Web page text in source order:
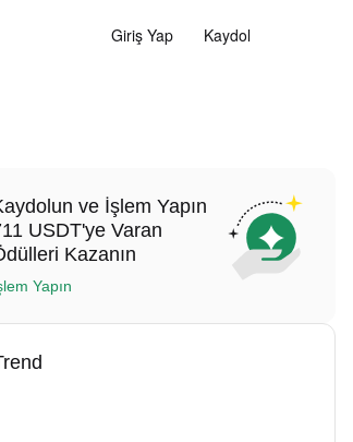
Giriş Yap Kaydol
ve İşlem Yapın
USDT'ye Varan
Kazanın
Yapın